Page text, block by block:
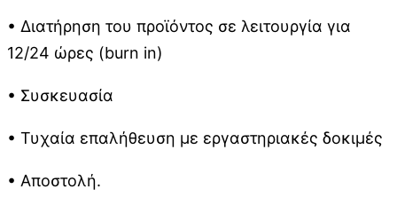
• Διατήρηση του προϊόντος σε λειτουργία για
12/24 ώρες (burn in)
• Συσκευασία
• Τυχαία επαλήθευση με εργαστηριακές δοκιμές
• Αποστολή.